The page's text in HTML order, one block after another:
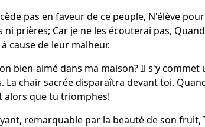
pas en faveur de ce peuple, N'élève
ni prières; Car je ne les écouterai pas,
cause de leur malheur.
bien-aimé dans ma maison? Il s'y commet
La chair sacrée disparaîtra devant toi.
alors que tu triomphes!
remarquable par la beauté de son fruit,